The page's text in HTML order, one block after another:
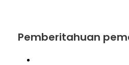
Pemberitahuan